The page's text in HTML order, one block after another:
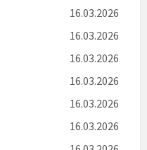
16.03.2026
16.03.2026
16.03.2026
16.03.2026
16.03.2026
16.03.2026